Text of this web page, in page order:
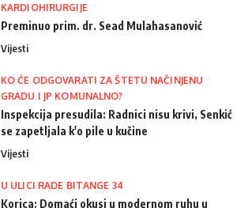
KARDIOHIRURGIJE
Preminuo prim. dr. Sead Mulahasanović
Vijesti
KO ĆE ODGOVARATI ZA ŠTETU NAČINJENU
GRADU I JP KOMUNALNO?
Inspekcija presudila: Radnici nisu krivi, Senkić
se zapetljala k'o pile u kučine
Vijesti
U ULICI RADE BITANGE 34
Korica: Domaći okusi u modernom ruhu u